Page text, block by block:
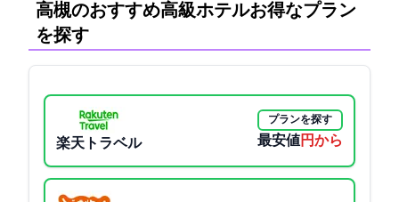
高槻のおすすめ高級ホテル:お得なプラン
を探す
楽天トラベル
プランを探す
最安値3240円から